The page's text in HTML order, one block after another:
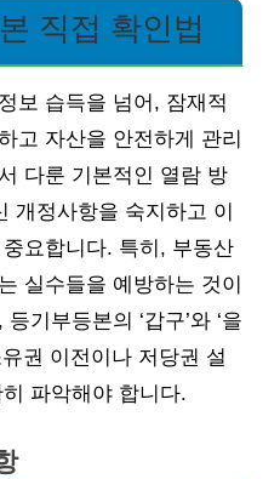
직접 확인법
보 습득을 넘어, 잠재적
고 자산을 안전하게 관리
다룬 기본적인 열람 방
개정사항을 숙지하고 이
요합니다. 특히, 부동산
실수들을 예방하는 것이
기부등본의 ‘갑구’와 ‘을
권 이전이나 저당권 설
파악해야 합니다.